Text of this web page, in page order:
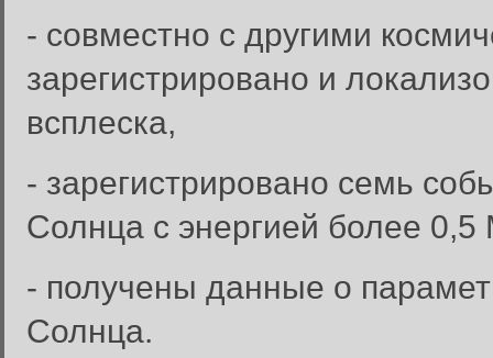
- совместно с другими
зарегистрировано и
всплеска,
- зарегистрировано семь
Солнца с энергией более
- получены данные о
Солнца.